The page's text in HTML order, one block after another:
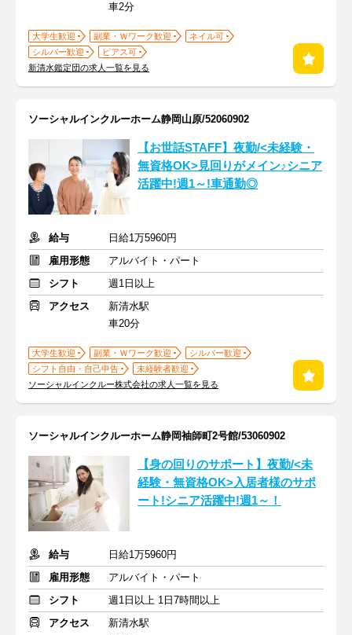
車2分
大学生歓迎 副業・Ｗワーク歓迎
ネイル可
シルバー歓迎
ピアス可
新清水鑑定団の求人一覧を見る
ソーシャルインクルーホーム静岡山原/52060902
【お世話STAFF】夜勤/<未経験・
無資格OK>見回りがメイン♪シニア
活躍中!週1～!車通勤◎
給与
日給1万5960円
雇用形態
アルバイト・パート
シフト
週1日以上
アクセス
新清水駅
車20分
大学生歓迎 副業・Ｗワーク歓迎
シルバー歓迎
シフト自由・自己申告
未経験者歓迎
ソーシャルインクルー株式会社の求人一覧を見る
ソーシャルインクルーホーム静岡袖師町2号館/53060902
【身の回りのサポート】夜勤/<未
経験・無資格OK>入居者様のサポ
ート!シニア活躍中!週1～！
給与
日給1万5960円
雇用形態
アルバイト・パート
シフト
週1日以上 1日7時間以上
アクセス
新清水駅